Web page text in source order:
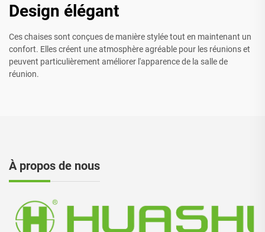
Design élégant
Ces chaises sont conçues de manière stylée tout en maintenant un
confort. Elles créent une atmosphère agréable pour les réunions et
peuvent particulièrement améliorer l'apparence de la salle de
réunion.
À propos de nous